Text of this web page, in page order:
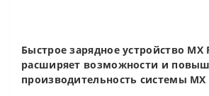
Быстрое зарядное устройство MX
расширяет возможности и
производительность системы MX